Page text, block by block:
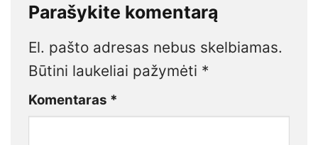
Parašykite komentarą
El. pašto adresas nebus skelbiamas.
Būtini laukeliai pažymėti *
Komentaras *